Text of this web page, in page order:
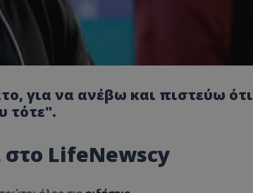
για να ανέβω και πιστεύω ότι
τότε".
LifeNewscy